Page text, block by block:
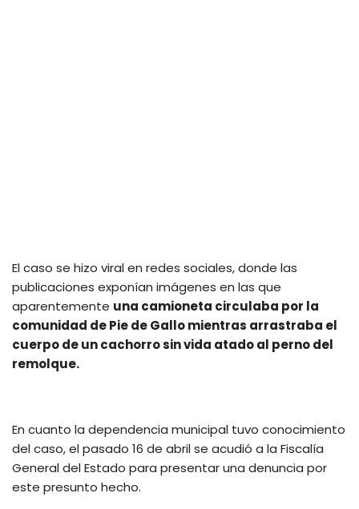
El caso se hizo viral en redes sociales, donde las
publicaciones exponían imágenes en las que
aparentemente una camioneta circulaba por la
comunidad de Pie de Gallo mientras arrastraba el
cuerpo de un cachorro sin vida atado al perno del
remolque.
En cuanto la dependencia municipal tuvo conocimiento
del caso, el pasado 16 de abril se acudió a la Fiscalía
General del Estado para presentar una denuncia por
este presunto hecho.